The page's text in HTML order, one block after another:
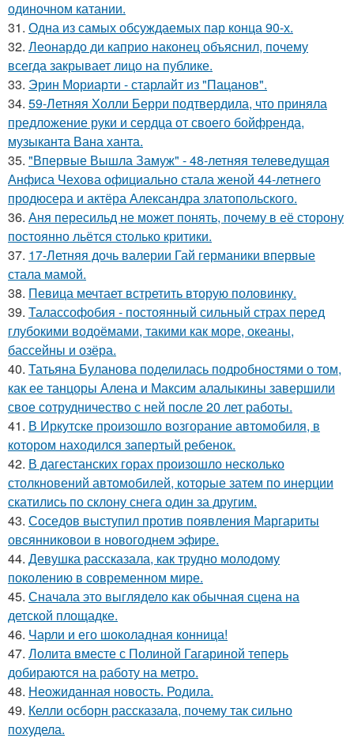
одиночном катании.
31. Одна из самых обсуждаемых пар конца 90-х.
32. Леонардо ди каприо наконец объяснил, почему
всегда закрывает лицо на публике.
33. Эрин Мориарти - старлайт из "Пацанов".
34. 59-Летняя Холли Берри подтвердила, что приняла
предложение руки и сердца от своего бойфренда,
музыканта Вана ханта.
35. "Впервые Вышла Замуж" - 48-летняя телеведущая
Анфиса Чехова официально стала женой 44-летнего
продюсера и актёра Александра златопольского.
36. Аня пересильд не может понять, почему в её сторону
постоянно льётся столько критики.
37. 17-Летняя дочь валерии Гай германики впервые
стала мамой.
38. Певица мечтает встретить вторую половинку.
39. Талассофобия - постоянный сильный страх перед
глубокими водоёмами, такими как море, океаны,
бассейны и озёра.
40. Татьяна Буланова поделилась подробностями о том,
как ее танцоры Алена и Максим алалыкины завершили
свое сотрудничество с ней после 20 лет работы.
41. В Иркутске произошло возгорание автомобиля, в
котором находился запертый ребенок.
42. В дагестанских горах произошло несколько
столкновений автомобилей, которые затем по инерции
скатились по склону снега один за другим.
43. Соседов выступил против появления Маргариты
овсянниковои в новогоднем эфире.
44. Девушка рассказала, как трудно молодому
поколению в современном мире.
45. Сначала это выглядело как обычная сцена на
детской площадке.
46. Чарли и его шоколадная конница!
47. Лолита вместе с Полиной Гагариной теперь
добираются на работу на метро.
48. Неожиданная новость. Родила.
49. Келли осборн рассказала, почему так сильно
похудела.